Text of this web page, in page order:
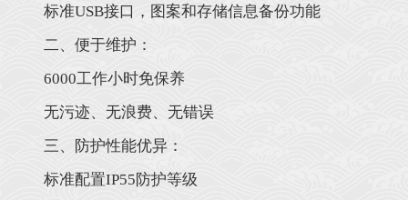
标准USB接口，图案和存储信息备份功能
二、便于维护：
6000工作小时免保养
无污迹、无浪费、无错误
三、防护性能优异：
标准配置IP55防护等级